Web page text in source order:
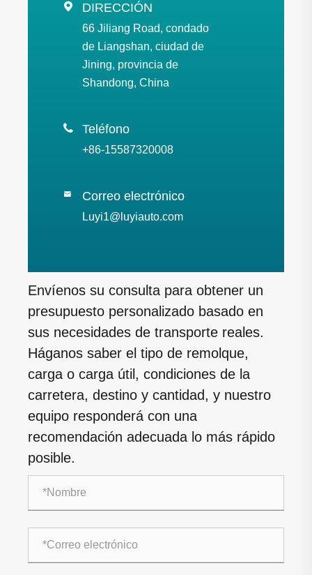
 DIRECCIÓN
66 Jiliang Road, condado
de Liangshan, ciudad de
Jining, provincia de
Shandong, China
 Teléfono
+86-15587320008
 Correo electrónico
Luyi1@luyiauto.com
Envíenos su consulta para obtener un
presupuesto personalizado basado en
sus necesidades de transporte reales.
Háganos saber el tipo de remolque,
carga o carga útil, condiciones de la
carretera, destino y cantidad, y nuestro
equipo responderá con una
recomendación adecuada lo más rápido
posible.